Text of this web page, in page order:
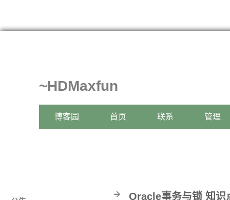
~HDMaxfun
博客园 首页 联系 管理
Oracle事务与锁 知识